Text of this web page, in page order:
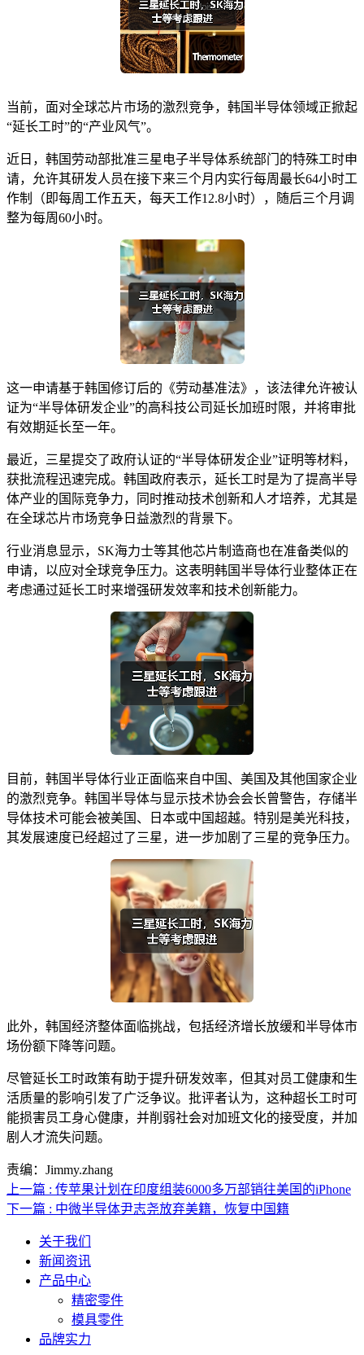
当前，面对全球芯片市场的激烈竞争，韩国半导体领域正掀起
“延长工时”的“产业风气”。
近日，韩国劳动部批准三星电子半导体系统部门的特殊工时申
请，允许其研发人员在接下来三个月内实行每周最长64小时工
作制（即每周工作五天，每天工作12.8小时），随后三个月调
整为每周60小时。
这一申请基于韩国修订后的《劳动基准法》，该法律允许被认
证为“半导体研发企业”的高科技公司延长加班时限，并将审批
有效期延长至一年。
最近，三星提交了政府认证的“半导体研发企业”证明等材料，
获批流程迅速完成。韩国政府表示，延长工时是为了提高半导
体产业的国际竞争力，同时推动技术创新和人才培养，尤其是
在全球芯片市场竞争日益激烈的背景下。
行业消息显示，SK海力士等其他芯片制造商也在准备类似的
申请，以应对全球竞争压力。这表明韩国半导体行业整体正在
考虑通过延长工时来增强研发效率和技术创新能力。
目前，韩国半导体行业正面临来自中国、美国及其他国家企业
的激烈竞争。韩国半导体与显示技术协会会长曾警告，存储半
导体技术可能会被美国、日本或中国超越。特别是美光科技，
其发展速度已经超过了三星，进一步加剧了三星的竞争压力。
此外，韩国经济整体面临挑战，包括经济增长放缓和半导体市
场份额下降等问题。
尽管延长工时政策有助于提升研发效率，但其对员工健康和生
活质量的影响引发了广泛争议。批评者认为，这种超长工时可
能损害员工身心健康，并削弱社会对加班文化的接受度，并加
剧人才流失问题。
责编：Jimmy.zhang
上一篇 : 传苹果计划在印度组装6000多万部销往美国的iPhone
下一篇 : 中微半导体尹志尧放弃美籍，恢复中国籍
关于我们
新闻资讯
产品中心
精密零件
模具零件
品牌实力